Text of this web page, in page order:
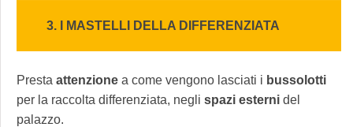
3. I MASTELLI DELLA DIFFERENZIATA
Presta attenzione a come vengono lasciati i bussolotti
per la raccolta differenziata, negli spazi esterni del
palazzo.